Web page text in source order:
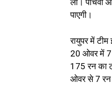
ली। पांचवां
पाएगी।
रायुपर में
20 ओवर में 7
175 रन का
ओवर से 7 रन